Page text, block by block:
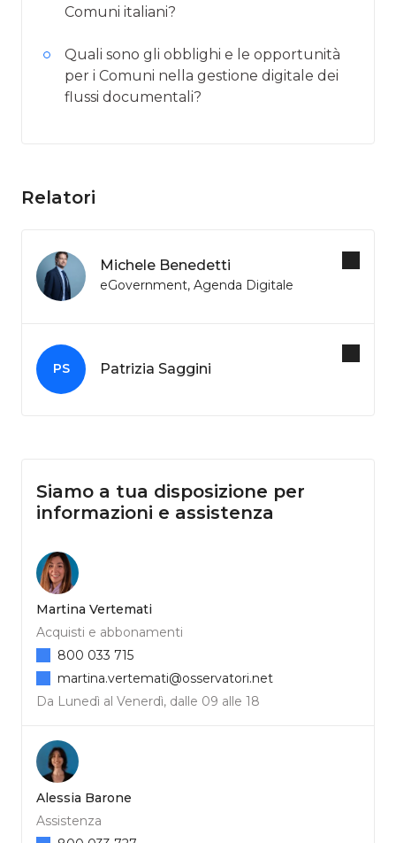
Comuni italiani?
Quali sono gli obblighi e le opportunità
per i Comuni nella gestione digitale dei
flussi documentali?
Relatori
Michele Benedetti
eGovernment, Agenda Digitale
PS Patrizia Saggini
Siamo a tua disposizione per
informazioni e assistenza
Martina Vertemati
Acquisti e abbonamenti
Da Lunedì al Venerdì, dalle 09 alle 18
800 033 715
martina.vertemati@osservatori.net
Alessia Barone
Assistenza